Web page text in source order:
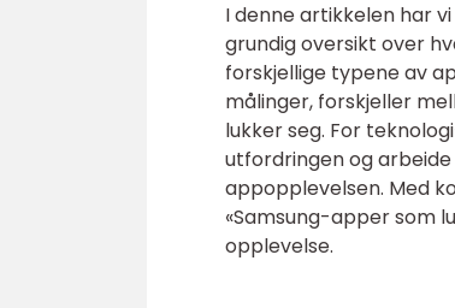
I denne artikkelen har
grundig oversikt over
forskjellige typene av
målinger, forskjeller
lukker seg. For
utfordringen og
appopplevelsen. Med
«Samsung-apper som
opplevelse.